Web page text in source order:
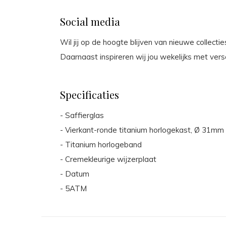
Social media
Wil jij op de hoogte blijven van nieuwe
Daarnaast inspireren wij jou wekelijks met
Specificaties
- Saffierglas
- Vierkant-ronde titanium horlogekast, Ø 31mm
- Titanium horlogeband
- Cremekleurige wijzerplaat
- Datum
- 5ATM